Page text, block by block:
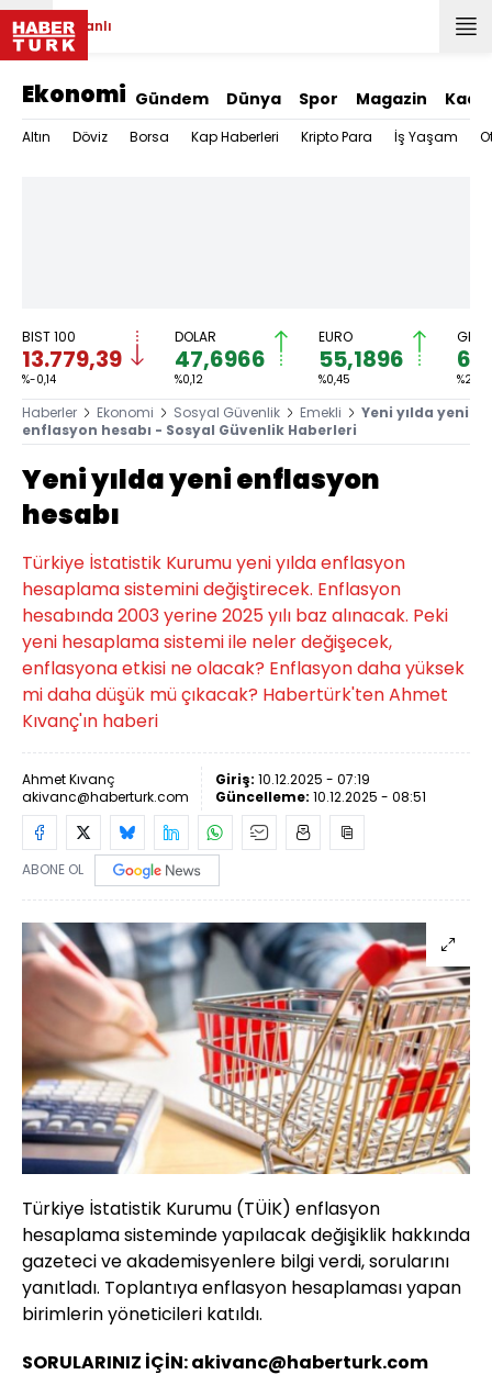
Canlı
Ekonomi Gündem Dünya Spor Magazin
Altın Döviz Borsa Kap Haberleri Kripto Para İş Yaşam
BIST 100
13.779,39
%-0,14
DOLAR
47,6966
%0,12
EURO
55,1896
%0,45 %2,59
Haberler Ekonomi Sosyal Güvenlik Emekli
Yeni yılda yeni
enflasyon hesabı - Sosyal Güvenlik Haberleri
Yeni yılda yeni enflasyon
hesabı
Türkiye İstatistik Kurumu yeni yılda enflasyon
hesaplama sistemini değiştirecek. Enflasyon
hesabında 2003 yerine 2025 yılı baz alınacak. Peki
yeni hesaplama sistemi ile neler değişecek,
enflasyona etkisi ne olacak? Enflasyon daha yüksek
mi daha düşük mü çıkacak? Habertürk'ten Ahmet
Kıvanç'ın haberi
Ahmet Kıvanç
akivanc@haberturk.com
Giriş: 10.12.2025 - 07:19
Güncelleme: 10.12.2025 - 08:51
ABONE OL
Türkiye İstatistik Kurumu (TÜİK) enflasyon
hesaplama sisteminde yapılacak değişiklik hakkında
gazeteci ve akademisyenlere bilgi verdi, sorularını
yanıtladı. Toplantıya enflasyon hesaplaması yapan
birimlerin yöneticileri katıldı.
SORULARINIZ İÇİN: akivanc@haberturk.com